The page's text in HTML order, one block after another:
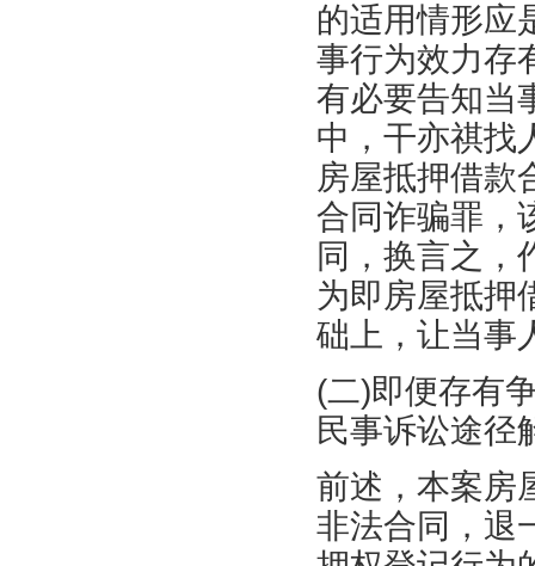
的适用情形应
事行为效力存
有必要告知当
中，干亦祺找
房屋抵押借款
合同诈骗罪，
同，换言之，
为即房屋抵押
础上，让当事
(二)即便存有
民事诉讼途径
前述，本案房
非法合同，退